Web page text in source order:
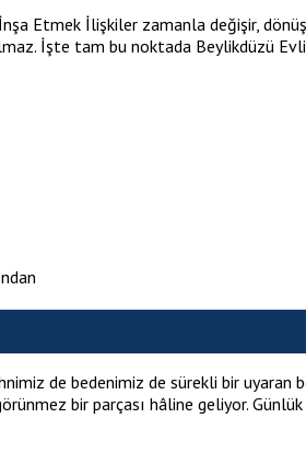
Etmek İlişkiler zamanla değişir,
İşte tam bu noktada Beylikdüzü
de bedenimiz de sürekli bir
bir parçası hâline geliyor.